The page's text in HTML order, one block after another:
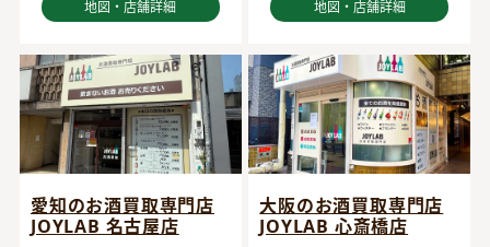
地図・店舗詳細 地図・店舗詳細
愛知のお酒買取専門店
JOYLAB 名古屋店
大阪のお酒買取専門店
JOYLAB 心斎橋店